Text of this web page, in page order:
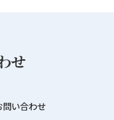
せ
い合わせ